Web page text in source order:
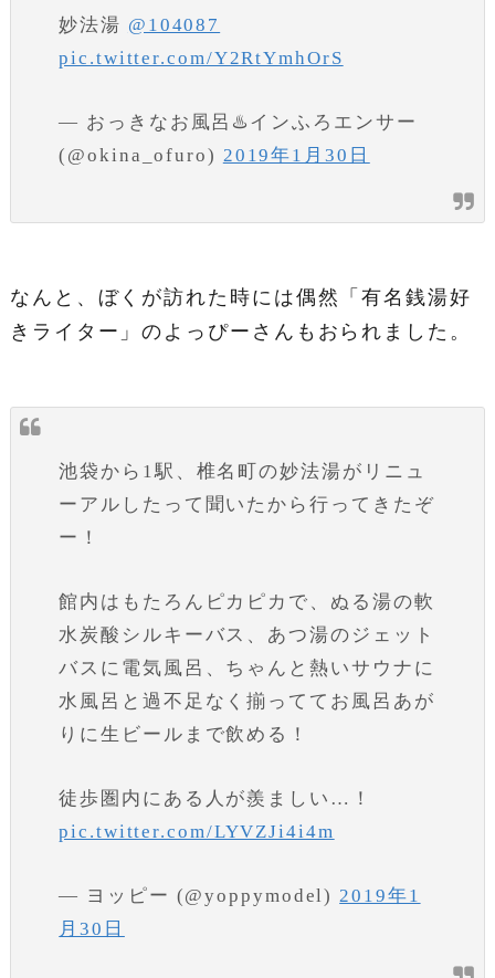
妙法湯 @104087
pic.twitter.com/Y2RtYmhOrS
— おっきなお風呂♨️インふろエンサー
(@okina_ofuro) 2019年1月30日
なんと、ぼくが訪れた時には偶然「有名銭湯好
きライター」のよっぴーさんもおられました。
池袋から1駅、椎名町の妙法湯がリニュ
ーアルしたって聞いたから行ってきたぞ
ー！
館内はもたろんピカピカで、ぬる湯の軟
水炭酸シルキーバス、あつ湯のジェット
バスに電気風呂、ちゃんと熱いサウナに
水風呂と過不足なく揃っててお風呂あが
りに生ビールまで飲める！
徒歩圏内にある人が羨ましい…！
pic.twitter.com/LYVZJi4i4m
— ヨッピー (@yoppymodel) 2019年1
月30日